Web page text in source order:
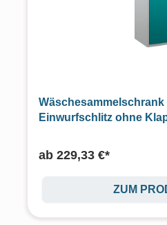
Wäschesammelschrank
Einwurfschlitz ohne
ab 229,33 €*
ZUM